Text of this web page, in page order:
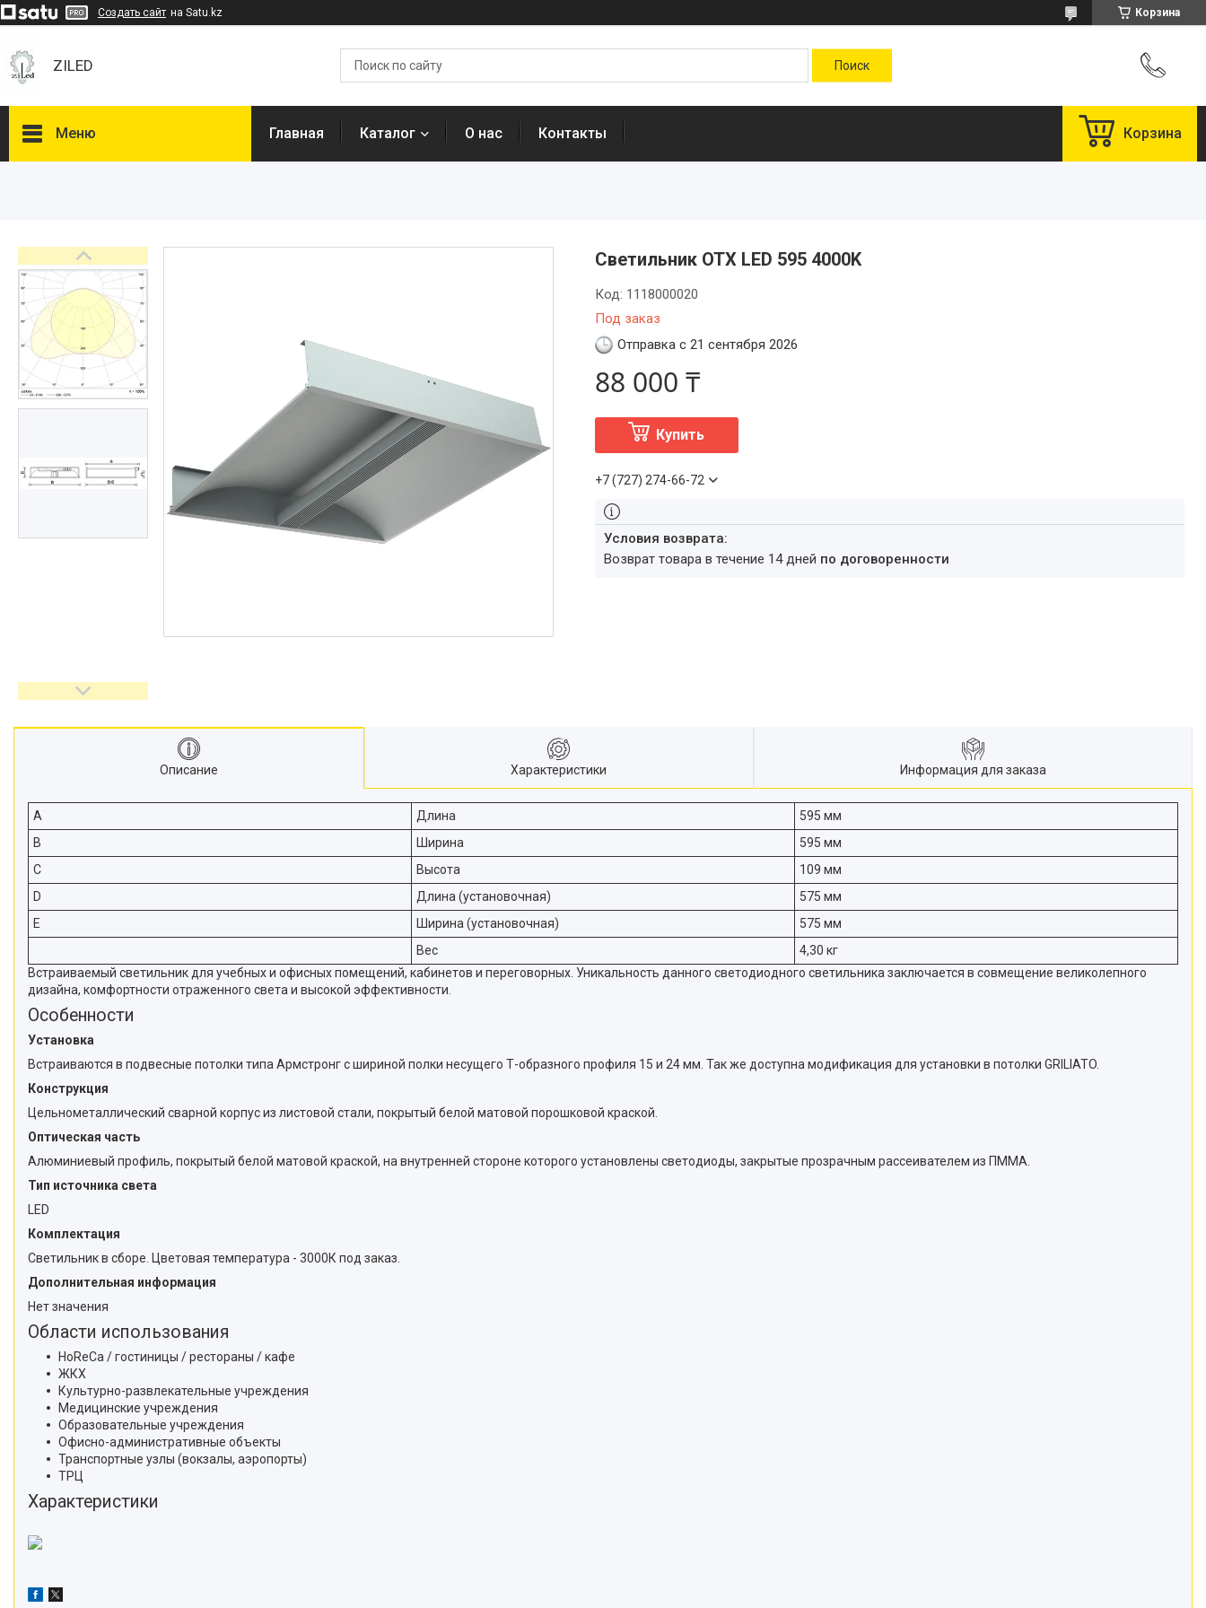
Создать сайт на Satu.kz Корзина
ZILED
Меню
ФАРЛАЙТ
NLCO
INNOLUX
Отзывы
Главная Каталог О нас Контакты Корзина
Светильник OTX LED 595 4000K
Под заказ
Код: 1118000020
Отправка с 21 сентября 2026
88 000 ₸
Купить
+7 (727) 274-66-72
возврат товара в течение 14 дней по договоренности
Описание Характеристики Информация для заказа
A Длина
595 мм
B
Ширина
595 мм
C
Высота
109 мм
D
Длина (установочная)
575 мм
E
Ширина (установочная)
575 мм
Вес
4,30 кг
Встраиваемый светильник для учебных и офисных помещений, кабинетов и переговорных. Уникальность данного светодиодного светильника заключается в совмещение великолепного
дизайна, комфортности отраженного света и высокой эффективности.
Особенности
Установка
Встраиваются в подвесные потолки типа Армстронг с шириной полки несущего Т-образного профиля 15 и 24 мм. Так же доступна модификация для установки в потолки GRILIATO.
Конструкция
Цельнометаллический сварной корпус из листовой стали, покрытый белой матовой порошковой краской.
Оптическая часть
Алюминиевый профиль, покрытый белой матовой краской, на внутренней стороне которого установлены светодиоды, закрытые прозрачным рассеивателем из ПММА.
Тип источника света
LED
Комплектация
Светильник в сборе. Цветовая температура - 3000К под заказ.
Дополнительная информация
Нет значения
Области использования
HoReCa / гостиницы / рестораны / кафе
ЖКХ
Культурно-развлекательные учреждения
Медицинские учреждения
Образовательные учреждения
Офисно-административные объекты
Транспортные узлы (вокзалы, аэропорты)
ТРЦ
Характеристики